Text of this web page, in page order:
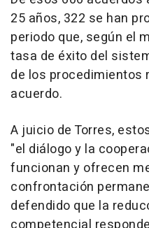
25 años, 322 se han
periodo que, según el
tasa de éxito del
de los procedimientos
acuerdo.
A juicio de Torres,
"el diálogo y la
funcionan y ofrecen
confrontación
defendido que la